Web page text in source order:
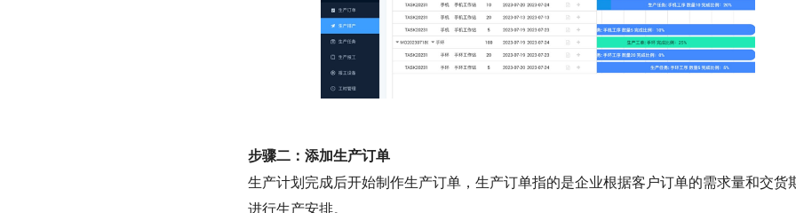
步骤二：添加生产订单
生产计划完成后开始制作生产订单，生产订单指的是企业根据客户订单的需求量和交货
进行生产安排。